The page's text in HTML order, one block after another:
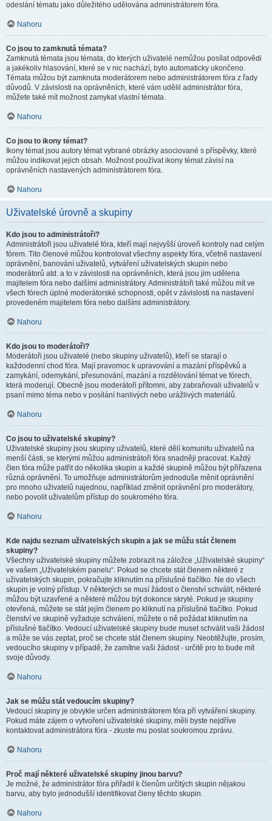
odeslání tématu jako důležitého udělována administrátorem fóra.
Nahoru
Co jsou to zamknutá témata?
Zamknutá témata jsou témata, do kterých uživatelé nemůžou posílat odpovědi
a jakékoliv hlasování, které se v nic nachází, bylo automaticky ukončeno.
Témata můžou být zamknuta moderátorem nebo administrátorem fóra z řady
důvodů. V závislosti na oprávněních, které vám udělil administrátor fóra,
můžete také mít možnost zamykat vlastní témata.
Nahoru
Co jsou to ikony témat?
Ikony témat jsou autory témat vybrané obrázky asociované s příspěvky, které
můžou indikovat jejich obsah. Možnost používat ikony témat závisí na
oprávněních nastavených administrátorem fóra.
Nahoru
Uživatelské úrovně a skupiny
Kdo jsou to administrátoři?
Administrátoři jsou uživatelé fóra, kteří mají nejvyšší úroveň kontroly nad celým
fórem. Tito členové můžou kontrolovat všechny aspekty fóra, včetně nastavení
oprávnění, banování uživatelů, vytváření uživatelských skupin nebo
moderátorů atd. a to v závislosti na oprávněních, která jsou jim udělena
majitelem fóra nebo dalšími administrátory. Administrátoři také můžou mít ve
všech fórech úplné moderátorské schopnosti, opět v závislosti na nastavení
provedeném majitelem fóra nebo dalšími administrátory.
Nahoru
Kdo jsou to moderátoři?
Moderátoři jsou uživatelé (nebo skupiny uživatelů), kteří se starají o
každodenní chod fóra. Mají pravomoc k upravování a mazání příspěvků a
zamykání, odemykání, přesunování, mazání a rozdělování témat ve fórech,
která moderují. Obecně jsou moderátoři přítomni, aby zabraňovali uživatelů v
psaní mimo téma nebo v posílání hanlivých nebo urážlivých materiálů.
Nahoru
Co jsou to uživatelské skupiny?
Uživatelské skupiny jsou skupiny uživatelů, které dělí komunitu uživatelů na
menší části, se kterými můžou administrátoři fóra snadněji pracovat. Každý
člen fóra může patřit do několika skupin a každé skupině můžou být přiřazena
různá oprávnění. To umožňuje administrátorům jednoduše měnit oprávnění
pro mnoho uživatelů najednou, například změnit oprávnění pro moderátory,
nebo povolit uživatelům přístup do soukromého fóra.
Nahoru
Kde najdu seznam uživatelských skupin a jak se můžu stát členem
skupiny?
Všechny uživatelské skupiny můžete zobrazit na záložce „Uživatelské skupiny“
ve vašem „Uživatelském panelu“. Pokud se chcete stát členem některé z
uživatelských skupin, pokračujte kliknutím na příslušné tlačítko. Ne do všech
skupin je volný přístup. V některých se musí žádost o členství schválit, některé
můžou být uzavřené a některé můžou být dokonce skryté. Pokud je skupiny
otevřená, můžete se stát jejím členem po kliknutí na příslušné tlačítko. Pokud
členství ve skupině vyžaduje schválení, můžete o ně požádat kliknutím na
příslušné tlačítko. Vedoucí uživatelské skupiny bude muset schválit vaši žádost
a může se vás zeptat, proč se chcete stát členem skupiny. Neobtěžujte, prosím,
vedoucího skupiny v případě, že zamítne vaši žádost - určitě pro to bude mít
svoje důvody.
Nahoru
Jak se můžu stát vedoucím skupiny?
Vedoucí skupiny je obvykle určen administrátorem fóra při vytváření skupiny.
Pokud máte zájem o vytvoření uživatelské skupiny, měli byste nejdříve
kontaktovat administrátora fóra - zkuste mu poslat soukromou zprávu.
Nahoru
Proč mají některé uživatelské skupiny jinou barvu?
Je možné, že administrátor fóra přiřadil k členům určitých skupin nějakou
barvu, aby bylo jednodušší identifikovat členy těchto skupin.
Nahoru